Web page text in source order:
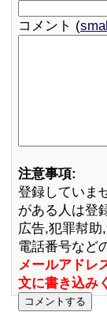
コメント (
注意事項:
登録していま
がある人は登
広告,犯罪幇
電話番号など
メールアドレ
文に書き込み